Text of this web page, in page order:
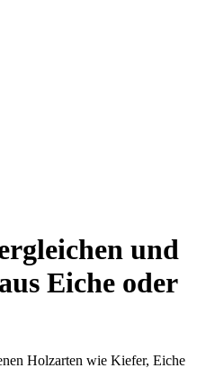
und
Eiche oder
Holzarten wie Kiefer, Eiche